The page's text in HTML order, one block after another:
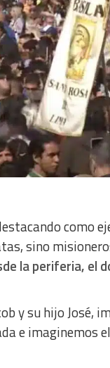
como
sino
la periferia, el
y su hijo José,
e imaginemos el